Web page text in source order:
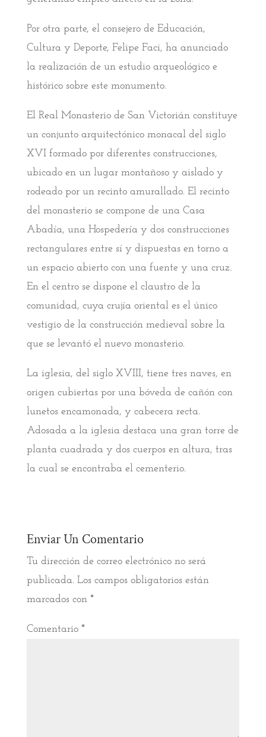
Por otra parte, el consejero de Educación,
Cultura y Deporte, Felipe Faci, ha anunciado
la realización de un estudio arqueológico e
histórico sobre este monumento.
El Real Monasterio de San Victorián constituye
un conjunto arquitectónico monacal del siglo
XVI formado por diferentes construcciones,
ubicado en un lugar montañoso y aislado y
rodeado por un recinto amurallado. El recinto
del monasterio se compone de una Casa
Abadía, una Hospedería y dos construcciones
rectangulares entre sí y dispuestas en torno a
un espacio abierto con una fuente y una cruz.
En el centro se dispone el claustro de la
comunidad, cuya crujía oriental es el único
vestigio de la construcción medieval sobre la
que se levantó el nuevo monasterio.
La iglesia, del siglo XVIII, tiene tres naves, en
origen cubiertas por una bóveda de cañón con
lunetos encamonada, y cabecera recta.
Adosada a la iglesia destaca una gran torre de
planta cuadrada y dos cuerpos en altura, tras
la cual se encontraba el cementerio.
Enviar Un Comentario
Tu dirección de correo electrónico no será
publicada. Los campos obligatorios están
marcados con *
Comentario *